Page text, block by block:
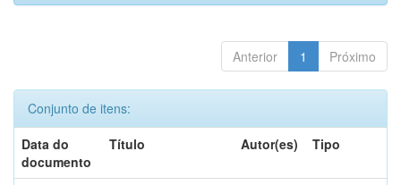
Anterior 1 Próximo
Conjunto de itens:
Data do
documento
Título Autor(es) Tipo